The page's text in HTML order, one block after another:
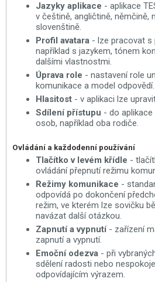
Jazyky aplikace - aplikace
v češtině, angličtině, němčině,
slovenštině.
Profil avatara - lze pracovat s
například s jazykem, tónem
dalšími vlastnostmi.
Úprava role - nastavení role
komunikace a model odpovědí.
Hlasitost - v aplikaci lze
Sdílení přístupu - do
osob, například oba rodiče.
Ovládání a každodenní používání
Tlačítko v levém křídle -
ovládání přepnutí režimu
Režimy komunikace -
odpovídá po dokončení
režim, ve kterém lze sovičku
navázat další otázkou.
Zapnutí a vypnutí- zařízení
zapnutí a vypnutí.
Emoční odezva - při
sdělení radosti nebo
odpovídajícím výrazem.